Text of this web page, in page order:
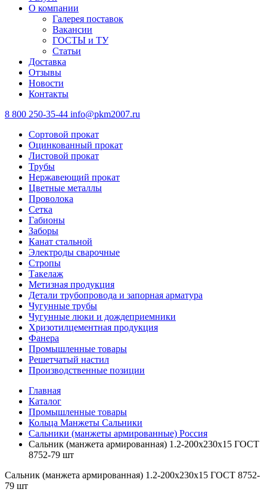
О компании
Галерея поставок
Вакансии
ГОСТЫ и ТУ
Статьи
Доставка
Отзывы
Новости
Контакты
8 800 250-35-44 info@pkm2007.ru
Сортовой прокат
Оцинкованный прокат
Листовой прокат
Трубы
Нержавеющий прокат
Цветные металлы
Проволока
Сетка
Габионы
Заборы
Канат стальной
Электроды сварочные
Стропы
Такелаж
Метизная продукция
Детали трубопровода и запорная арматура
Чугунные трубы
Чугунные люки и дождеприемники
Хризотилцементная продукция
Фанера
Промышленные товары
Решетчатый настил
Производственные позиции
Главная
Каталог
Промышленные товары
Кольца Манжеты Сальники
Сальники (манжеты армированные) Россия
Сальник (манжета армированная) 1.2-200х230х15 ГОСТ
8752-79 шт
Сальник (манжета армированная) 1.2-200х230х15 ГОСТ 8752-
79 шт